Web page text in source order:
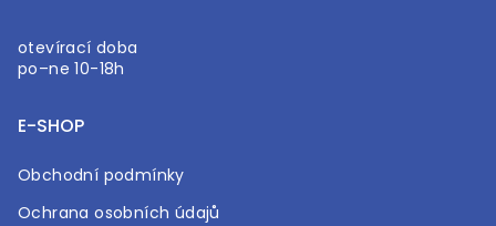
otevírací doba
po–ne 10-18h
E-SHOP
Obchodní podmínky
Ochrana osobních údajů